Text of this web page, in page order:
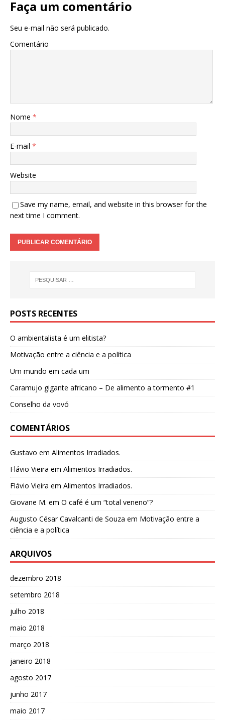
Faça um comentário
Seu e-mail não será publicado.
Comentário
Nome *
E-mail *
Website
Save my name, email, and website in this browser for the
next time I comment.
POSTS RECENTES
O ambientalista é um elitista?
Motivação entre a ciência e a política
Um mundo em cada um
Caramujo gigante africano – De alimento a tormento #1
Conselho da vovó
COMENTÁRIOS
Gustavo em Alimentos Irradiados.
Flávio Vieira em Alimentos Irradiados.
Flávio Vieira em Alimentos Irradiados.
Giovane M. em O café é um “total veneno”?
Augusto César Cavalcanti de Souza em Motivação entre a
ciência e a política
ARQUIVOS
dezembro 2018
setembro 2018
julho 2018
maio 2018
março 2018
janeiro 2018
agosto 2017
junho 2017
maio 2017